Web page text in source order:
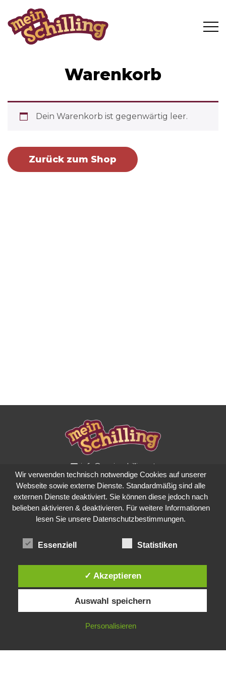
Warenkorb
Dein Warenkorb ist gegenwärtig leer.
Zurück zum Shop
info@meinschilling.at
+43 664 88583236
Impressum
Datenschutz
Wir verwenden technisch notwendige Cookies auf unserer
Webseite sowie externe Dienste. Standardmäßig sind alle
externen Dienste deaktiviert. Sie können diese jedoch nach
belieben aktivieren & deaktivieren. Für weitere Informationen
lesen Sie unsere Datenschutzbestimmungen.
Essenziell Statistiken
✓ Akzeptieren
Auswahl speichern
Personalisieren